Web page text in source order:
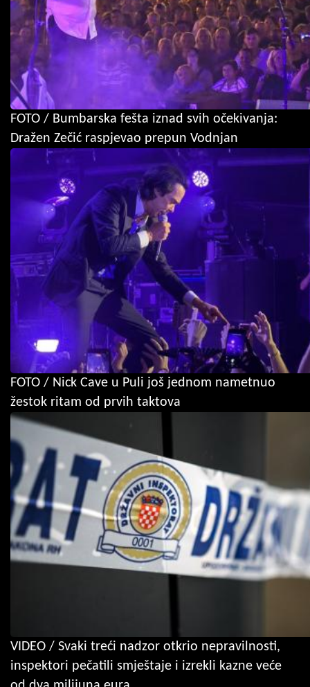
FOTO / Bumbarska fešta iznad svih očekivanja:
Dražen Zečić raspjevao prepun Vodnjan
FOTO / Nick Cave u Puli još jednom nametnuo
žestok ritam od prvih taktova
VIDEO / Svaki treći nadzor otkrio nepravilnosti,
inspektori pečatili smještaje i izrekli kazne veće